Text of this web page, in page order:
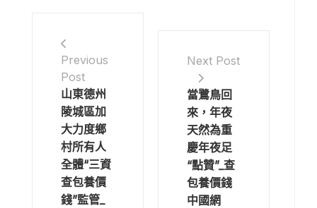
Previous
Post
山東德州
陵城區加
大力度鄉
村所有人
全體“三資
查包養價
錢”監管_
Next Post
當鷺鳥回
來，年夜
天然為重
慶年夜足
“點贊”_查
包養價錢
中國網